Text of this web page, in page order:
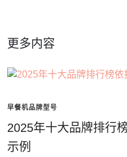
更多内容
早餐机品牌型号
2025年十大品牌排行
示例